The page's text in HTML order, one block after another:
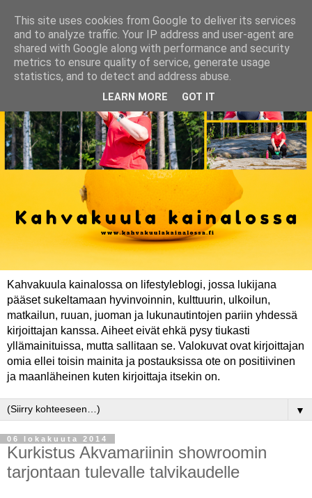
Kahvakuula kainalossa on lifestyleblogi, jossa lukijana
pääset sukeltamaan hyvinvoinnin, kulttuurin, ulkoilun,
matkailun, ruuan, juoman ja lukunautintojen pariin yhdessä
kirjoittajan kanssa. Aiheet eivät ehkä pysy tiukasti
yllämainituissa, mutta sallitaan se. Valokuvat ovat kirjoittajan
omia ellei toisin mainita ja postauksissa ote on positiivinen
ja maanläheinen kuten kirjoittaja itsekin on.
▼
06 lokakuuta 2014
Kurkistus Akvamariinin showroomin
tarjontaan tulevalle talvikaudelle
This site uses cookies from Google to deliver its services
and to analyze traffic. Your IP address and user-agent are
shared with Google along with performance and security
metrics to ensure quality of service, generate usage
statistics, and to detect and address abuse.
LEARN MORE GOT IT